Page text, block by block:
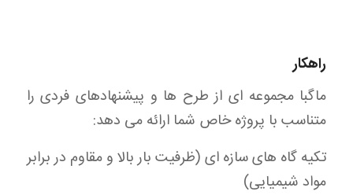
راهکار
ماگبا مجموعه ای از طرح ها و پیشنهادهای فردی را
متناسب با پروژه خاص شما ارائه می دهد:
تکیه گاه های سازه ای (ظرفیت بار بالا و مقاوم در برابر
مواد شیمیایی)